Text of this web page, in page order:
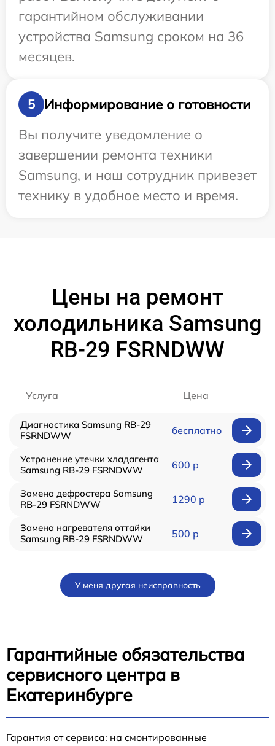
гарантийном обслуживании
устройства Samsung сроком на 36
месяцев.
5
Информирование о готовности
Вы получите уведомление о
завершении ремонта техники
Samsung, и наш сотрудник привезет
технику в удобное место и время.
Цены на ремонт
холодильника Samsung
RB-29 FSRNDWW
Услуга Цена
Диагностика Samsung RB-29
FSRNDWW
бесплатно
Устранение утечки хладагента
Samsung RB-29 FSRNDWW
600 р
Замена дефростера Samsung
RB-29 FSRNDWW
1290 р
Замена нагревателя оттайки
Samsung RB-29 FSRNDWW
500 р
У меня другая неисправность
Гарантийные обязательства
сервисного центра в
Екатеринбурге
Гарантия от сервиса: на смонтированные